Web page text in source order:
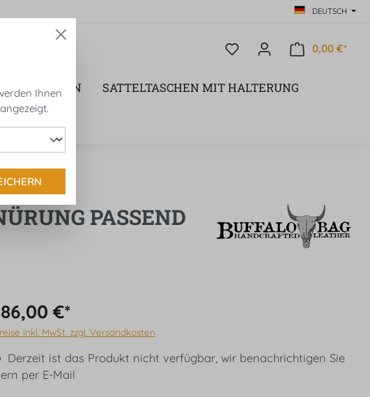
DEUTSCH
0,00 €*
SATTELTASCHEN MIT HALTERUNG
PASSEND
€*
inkl. MwSt. zzgl. Versandkosten
Derzeit ist das Produkt nicht verfügbar, wir benachrichtigen Sie
per E-Mail
Ihnen